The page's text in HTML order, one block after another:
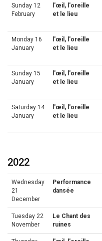
Sunday 12
February
l'œil, l'oreille
et le lieu
Monday 16
January
l'œil, l'oreille
et le lieu
Sunday 15
January
l'œil, l'oreille
et le lieu
Saturday 14
January
l'œil, l'oreille
et le lieu
2022
Wednesday
21
December
Performance
dansée
Tuesday 22
November
Le Chant des
ruines